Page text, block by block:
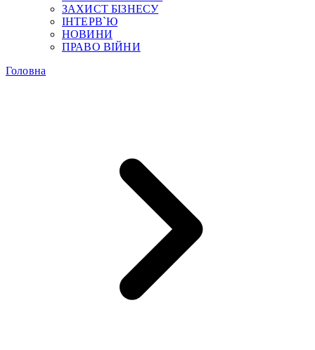
ЗАХИСТ БІЗНЕСУ
ІНТЕРВ`Ю
НОВИНИ
ПРАВО ВІЙНИ
Головна